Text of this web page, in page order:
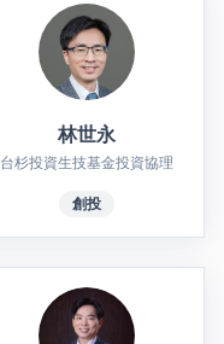
林世永
台杉投資生技基金投資協理
創投